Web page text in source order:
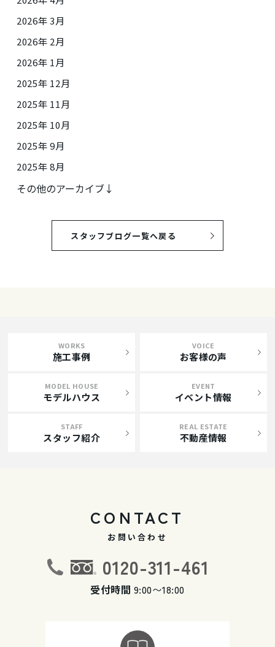
2026年 3月
2026年 2月
2026年 1月
2025年 12月
2025年 11月
2025年 10月
2025年 9月
2025年 8月
その他のアーカイブ↓
スタッフブログ一覧へ戻る
WORKS
施工事例
VOICE
お客様の声
MODEL HOUSE
モデルハウス
EVENT
イベント情報
STAFF
スタッフ紹介
REAL ESTATE
不動産情報
CONTACT
お問い合わせ
0120-311-461
受付時間 9:00〜18:00